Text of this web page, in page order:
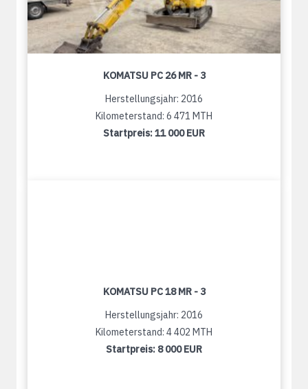
KOMATSU PC 26 MR - 3
Herstellungsjahr: 2016
Kilometerstand: 6 471 MTH
Startpreis:11 000 EUR
KOMATSU PC 18 MR - 3
Herstellungsjahr: 2016
Kilometerstand: 4 402 MTH
Startpreis: 8 000 EUR